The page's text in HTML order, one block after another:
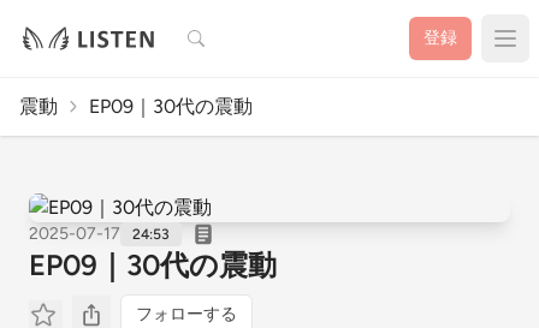
検索 登録
震動 EP09｜30代の震動
2025-07-17 24:53
EP09｜30代の震動
フォローする